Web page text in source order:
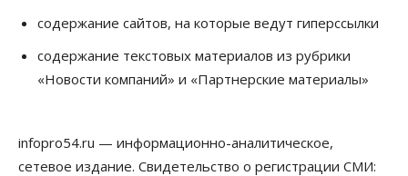
В Новосибирске многодетным семьям вручили
07 Августа 2026, 13:55
07 Августа 2026, 13:00
содержание сайтов, на которые ведут гиперссылки
содержание текстовых материалов из рубрики
«Новости компаний» и «Партнерские материалы»
infopro54.ru — информационно-аналитическое,
сетевое издание. Свидетельство о регистрации СМИ: